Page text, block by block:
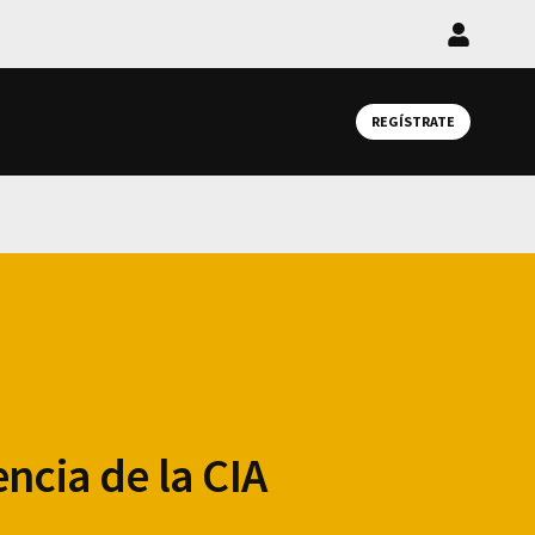
Iniciar
REGÍSTRATE
de la CIA